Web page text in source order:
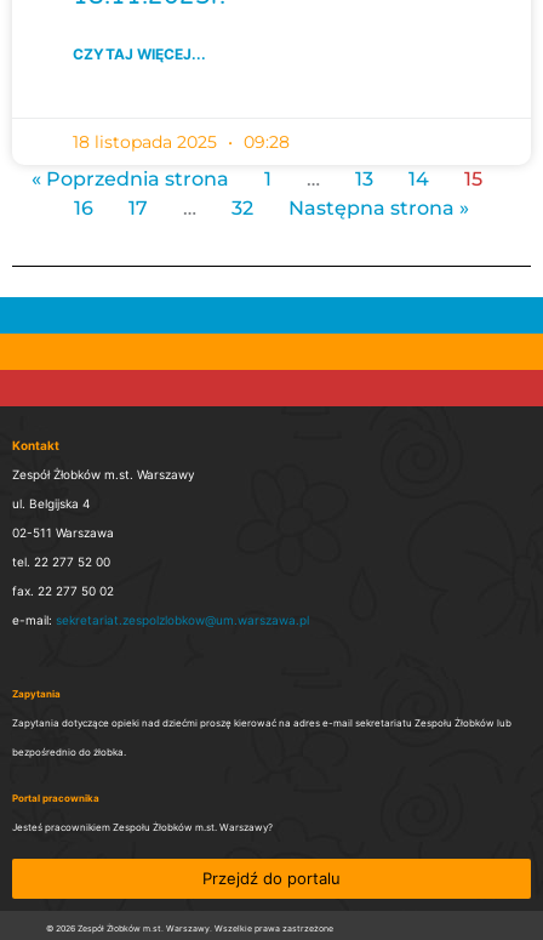
CZYTAJ WIĘCEJ...
18 listopada 2025 09:28
« Poprzednia strona 1 … 13 14 15
16 17 … 32 Następna strona »
Kontakt
Zespół Żłobków m.st. Warszawy
ul. Belgijska 4
02-511 Warszawa
tel. 22 277 52 00
fax. 22 277 50 02
e-mail: sekretariat.zespolzlobkow@um.warszawa.pl
Zapytania
Zapytania dotyczące opieki nad dziećmi proszę kierować na adres e-mail sekretariatu Zespołu Żłobków lub
bezpośrednio do żłobka.
Portal pracownika
Jesteś pracownikiem Zespołu Żłobków m.st. Warszawy?
Przejdź do portalu
© 2026 Zespół Żłobków m.st. Warszawy. Wszelkie prawa zastrzeżone